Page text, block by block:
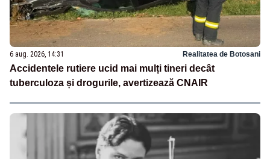
6 aug. 2026, 14:31 Realitatea de Botosani
Accidentele rutiere ucid mai mulți tineri decât
tuberculoza și drogurile, avertizează CNAIR